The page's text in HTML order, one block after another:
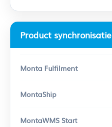
Product synchronisatie